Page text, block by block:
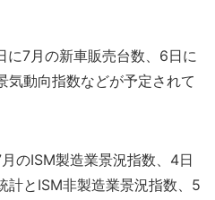
7月の新車販売台数、6日に
気動向指数などが予定されて
のISM製造業景況指数、4日
計とISM非製造業景況指数、5